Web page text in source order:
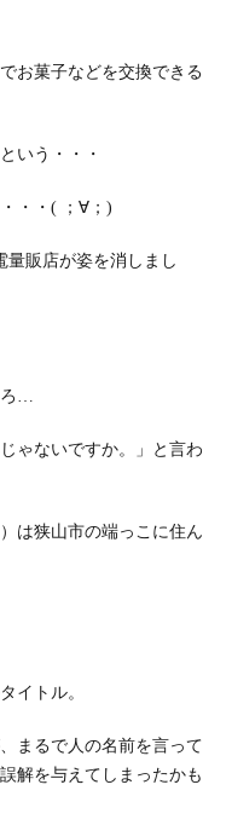
お菓子などを交換できる
いう・・・
・・( ；∀；)
量販店が姿を消しまし
ろ…
ゃないですか。」と言わ
は狭山市の端っこに住ん
イトル。
まるで人の名前を言って
解を与えてしまったかも